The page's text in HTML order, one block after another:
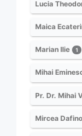
Lucia
Maica
Marian Ilie 1
Mihai
Pr. Dr. Mihai
Mircea